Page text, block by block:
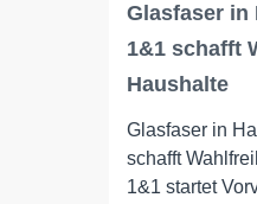
Glasfaser in
1&1 schafft
Haushalte
Glasfaser in
schafft
1&1 startet